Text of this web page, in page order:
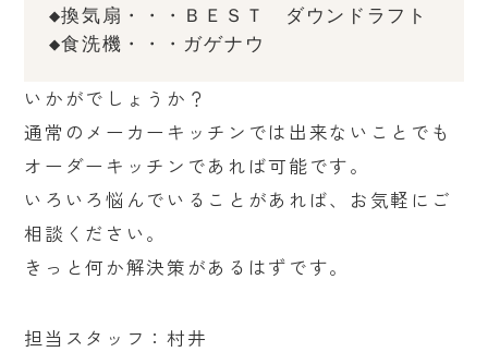
◆換気扇・・・ＢＥＳＴ　ダウンドラフト
◆食洗機・・・ガゲナウ
いかがでしょうか？
通常のメーカーキッチンでは出来ないことでも
オーダーキッチンであれば可能です。
いろいろ悩んでいることがあれば、お気軽にご
相談ください。
きっと何か解決策があるはずです。
担当スタッフ：村井